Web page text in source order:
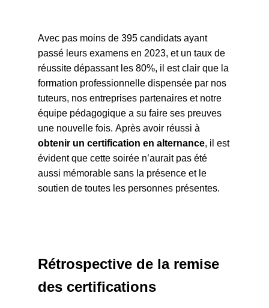
Avec pas moins de 395 candidats ayant
passé leurs examens en 2023, et un taux de
réussite dépassant les 80%, il est clair que la
formation professionnelle dispensée par nos
tuteurs, nos entreprises partenaires et notre
équipe pédagogique a su faire ses preuves
une nouvelle fois. Après avoir réussi à
obtenir un certification en alternance, il est
évident que cette soirée n’aurait pas été
aussi mémorable sans la présence et le
soutien de toutes les personnes présentes.
Rétrospective de la remise
des certifications